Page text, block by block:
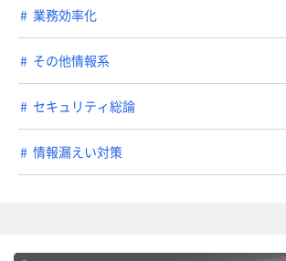
業務効率化
その他情報系
セキュリティ総論
情報漏えい対策